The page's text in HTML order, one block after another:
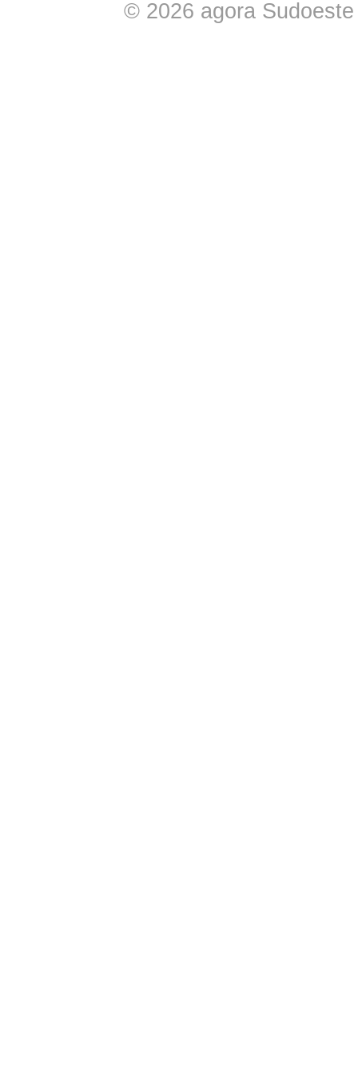
© 2026 agora